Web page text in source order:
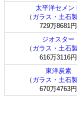
太平洋セメン
（ ガラス・土石
729万8681円
ジオスター
（ ガラス・土石
616万3116円
東洋炭素
（ ガラス・土石
670万4763円